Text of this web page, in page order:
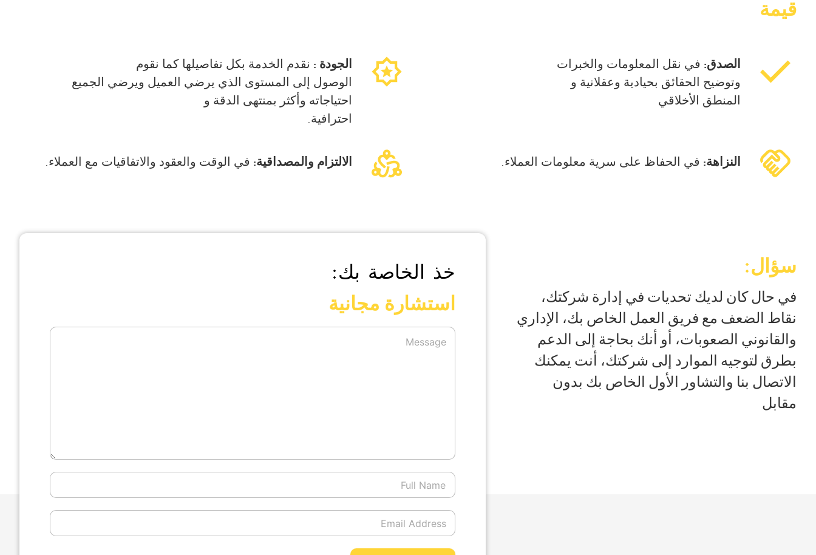
قيمة
الصدق: في نقل المعلومات والخبرات
وتوضيح الحقائق بحيادية وعقلانية و
المنطق الأخلاقي
الجودة : نقدم الخدمة بكل تفاصيلها كما نقوم
الوصول إلى المستوى الذي يرضي العميل ويرضي الجميع
احتياجاته وأكثر بمنتهى الدقة و
احترافية.
النزاهة: في الحفاظ على سرية معلومات العملاء. الالتزام والمصداقية: في الوقت والعقود والاتفاقيات مع العملاء.
سؤال:
في حال كان لديك تحديات في إدارة شركتك،
نقاط الضعف مع فريق العمل الخاص بك، الإداري
والقانوني الصعوبات، أو أنك بحاجة إلى الدعم
بطرق لتوجيه الموارد إلى شركتك، أنت يمكنك
الاتصال بنا والتشاور الأول الخاص بك بدون
مقابل
خذ الخاصة بك:
استشارة مجانية